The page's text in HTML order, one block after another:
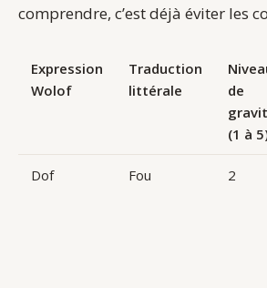
comprendre, c’est déjà éviter les
Expression
Wolof
Traduction
littérale
de
(1 à
Dof Fou 2